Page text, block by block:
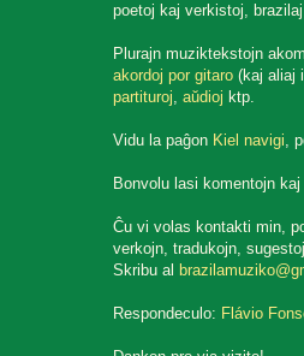
poetoj kaj verkistoj,
Plurajn muziktekstojn
akordoj por gitaro (kaj aliaj
partituroj,aŭdioj ktp.
Vidu la paĝon Kiel navigi,
Bonvolu lasi komentojn
Ĉu vi volas kontakti min,
verkojn, tradukojn,
Skribu al
Respondeculo: Flávio